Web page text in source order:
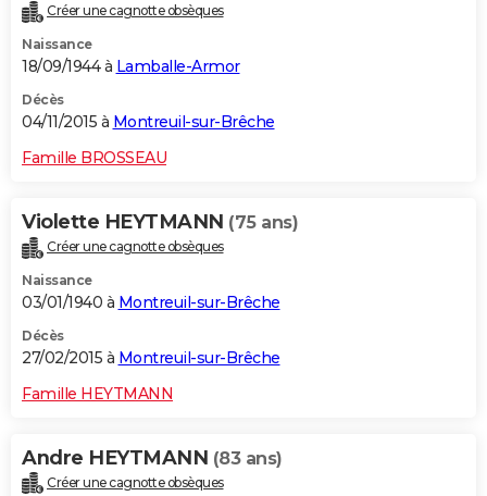
Créer une cagnotte obsèques
Naissance
18/09/1944 à Lamballe-Armor
Décès
04/11/2015 à Montreuil-sur-Brêche
Famille BROSSEAU
Violette HEYTMANN (75 ans)
Créer une cagnotte obsèques
Naissance
03/01/1940 à Montreuil-sur-Brêche
Décès
27/02/2015 à Montreuil-sur-Brêche
Famille HEYTMANN
Andre HEYTMANN (83 ans)
Créer une cagnotte obsèques